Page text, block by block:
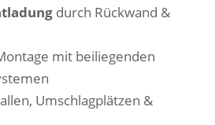
durch Rückwand &
mit beiliegenden
Umschlagplätzen &